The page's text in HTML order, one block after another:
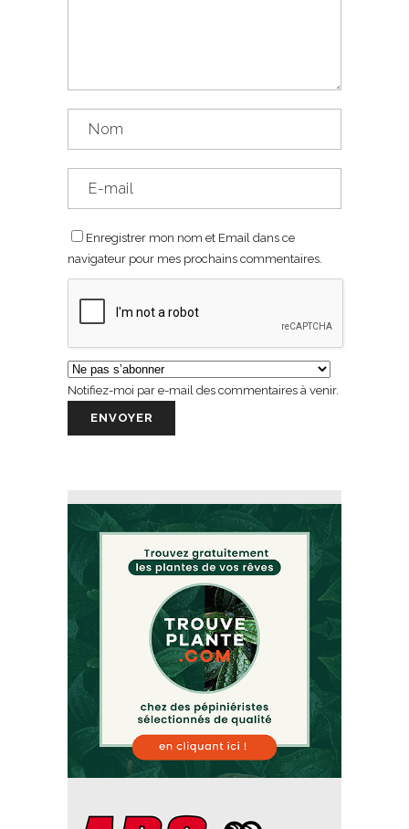
Enregistrer mon nom et Email dans ce
navigateur pour mes prochains commentaires.
Notifiez-moi par e-mail des commentaires à venir.